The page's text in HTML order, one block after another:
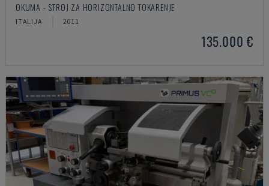
OKUMA - STROJ ZA HORIZONTALNO TOKARENJE
ITALIJA 2011
135.000 €